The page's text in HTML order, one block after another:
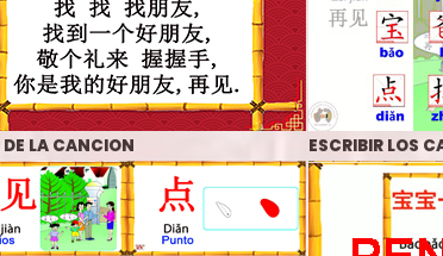
DE LA CANCION ESCRIBIR LOS